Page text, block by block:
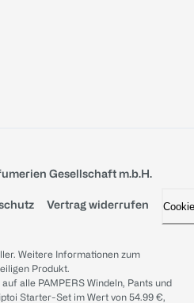
Gesellschaft m.b.H.
Vertrag widerrufen
Weitere Informationen zum
Produkt.
alle PAMPERS Windeln, Pants und
Starter-Set im Wert von 54.99 €,